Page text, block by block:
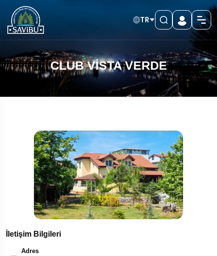
TR
CLUB VİSTA VERDE
İletişim Bilgileri
Adres